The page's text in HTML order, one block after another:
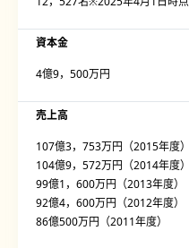
資本金
4億9，500万円
売上高
107億3，753万円（2015年度）
104億9，572万円（2014年度）
99億1，600万円（2013年度）
92億4，600万円（2012年度）
86億500万円（2011年度）